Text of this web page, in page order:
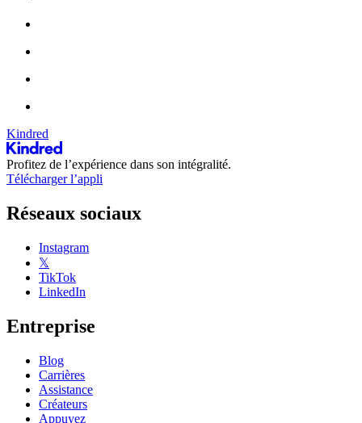
Kindred
Profitez de l’expérience dans son intégralité.
Télécharger l’appli
Réseaux sociaux
Instagram
𝕏
TikTok
LinkedIn
Entreprise
Blog
Carrières
Assistance
Créateurs
Appuyez